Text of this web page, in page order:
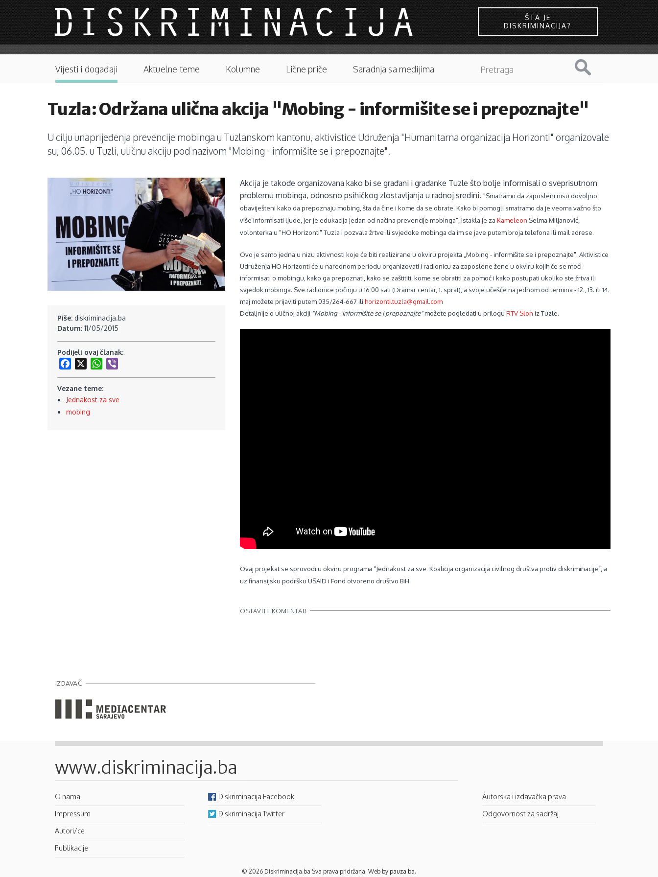
Skip to main content
ŠTA JE
DISKRIMINACIJA?
Main menu
Vijesti i događaji Aktuelne teme Kolumne Lične priče Saradnja sa medijima
Tuzla: Održana ulična akcija "Mobing - informišite se i prepoznajte"
U cilju unaprijeđenja prevencije mobinga u Tuzlanskom kantonu, aktivistice Udruženja "Humanitarna organizacija Horizonti" organizovale
su, 06.05. u Tuzli, uličnu akciju pod nazivom "Mobing - informišite se i prepoznajte".
Piše: diskriminacija.ba
Datum: 11/05/2015
Podijeli ovaj članak:
Facebook
WhatsApp
Vezane teme:
Jednakost za sve
mobing
Akcija je takođe organizovana kako bi se građani i građanke Tuzle što bolje informisali o sveprisutnom
problemu mobinga, odnosno psihičkog zlostavljanja u radnoj sredini."Smatramo da zaposleni nisu dovoljno
obaviješteni kako da prepoznaju mobing, šta da čine i kome da se obrate. Kako bi pomogli smatramo da je veoma važno što
više informisati ljude, jer je edukacija jedan od načina prevencije mobinga", istakla je zaKameleon Selma Miljanović,
volonterka u "HO Horizonti" Tuzla i pozvala žrtve ili svjedoke mobinga da im se jave putem broja telefona ili mail adrese.
Ovo je samo jedna u nizu aktivnosti koje će biti realizirane u okviru projekta „Mobing - informišite se i prepoznajte". Aktivistice
Udruženja HO Horizonti će u narednom periodu organizovati i radionicu za zaposlene žene u okviru kojih će se moći
informisati o mobingu, kako ga prepoznati, kako se zaštititi, kome se obratiti za pomoć i kako postupati ukoliko ste žrtva ili
svjedok mobinga. Sve radionice počinju u 16:00 sati (Dramar centar, 1. sprat), a svoje učešće na jednom od termina - 12., 13. ili 14.
maj možete prijaviti putem 035/264-667 ilihorizonti.tuzla@gmail.com
Detaljnije o uličnoj akciji "Mobing - informišite se i prepoznajte"možete pogledati u priloguRTV Slon iz Tuzle.
Ovaj projekat se sprovodi u okviru programa “Jednakost za sve: Koalicija organizacija civilnog društva protiv diskriminacije”, a
uz finansijsku podršku USAID i Fond otvoreno društvo BiH.
OSTAVITE KOMENTAR
IZDAVAČ
www.diskriminacija.ba
O nama
Impressum
Autori/ce
Publikacije
Diskriminacija Facebook
Diskriminacija Twitter
Autorska i izdavačka prava
Odgovornost za sadržaj
© 2026 Diskriminacija.ba Sva prava pridržana. Web by pauza.ba.